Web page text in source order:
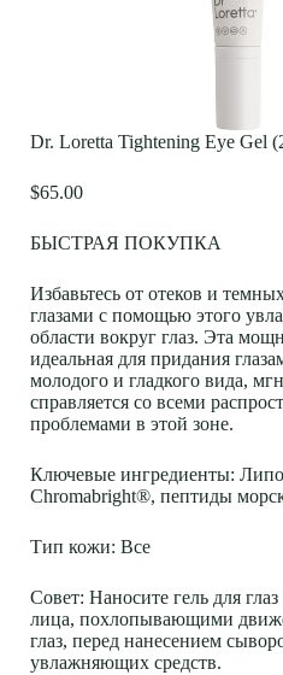
Dr. Loretta Tightening Eye Gel
$65.00
БЫСТРАЯ ПОКУПКА
Избавьтесь от отеков и
глазами с помощью этого
области вокруг глаз. Эта
идеальная для придания
молодого и гладкого вида,
справляется со всеми
проблемами в этой зоне.
Ключевые ингредиенты:
Chromabright®, пептиды
Тип кожи: Все
Совет: Наносите гель для
лица, похлопывающими
глаз, перед нанесением
увлажняющих средств.